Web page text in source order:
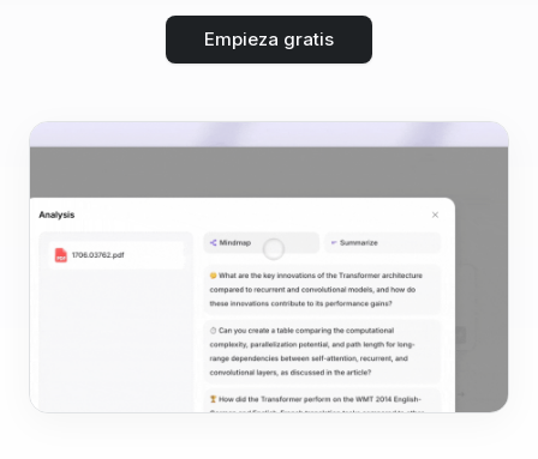
Empieza gratis